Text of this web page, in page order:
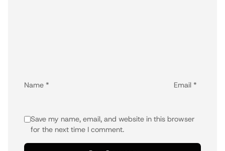
Name * Email *
Save my name, email, and website in this browser
for the next time I comment.